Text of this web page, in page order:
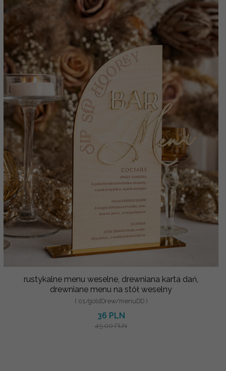
rustykalne menu weselne, drewniana karta dań,
drewniane menu na stół weselny
( 01/goldDrew/menuDD )
36 PLN
45.00 PLN